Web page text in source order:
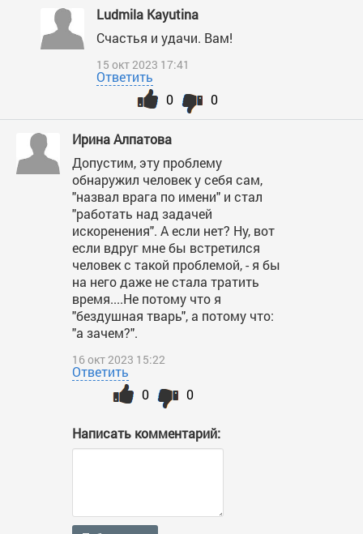
Ludmila Kayutina
Счастья и удачи. Вам!
15 окт 2023 17:41
Ответить
0
0
Ирина Алпатова
Допустим, эту проблему
обнаружил человек у себя сам,
"назвал врага по имени" и стал
"работать над задачей
искоренения". А если нет? Ну, вот
если вдруг мне бы встретился
человек с такой проблемой, - я бы
на него даже не стала тратить
время....Не потому что я
"бездушная тварь", а потому что:
"а зачем?".
16 окт 2023 15:22
Ответить
0
0
Написать комментарий: